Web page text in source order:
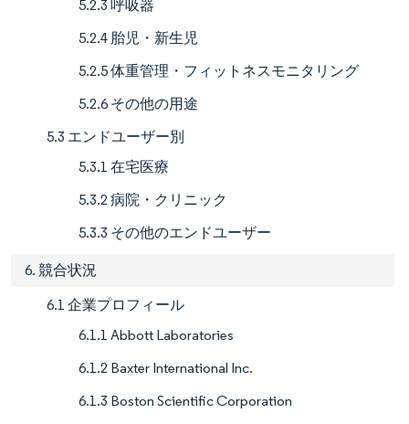
5.2.3 呼吸器
5.2.4 胎児・新生児
5.2.5 体重管理・フィットネスモニタリング
5.2.6 その他の用途
5.3 エンドユーザー別
5.3.1 在宅医療
5.3.2 病院・クリニック
5.3.3 その他のエンドユーザー
6. 競合状況
6.1 企業プロフィール
6.1.1 Abbott Laboratories
6.1.2 Baxter International Inc.
6.1.3 Boston Scientific Corporation